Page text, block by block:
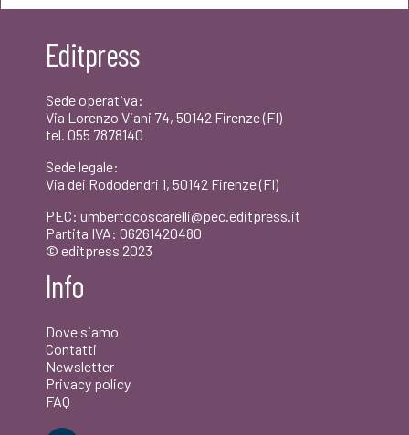
€10,00.€9,50.
originaleattuale
Editpress
Sede operativa:
Via Lorenzo Viani 74, 50142 Firenze (FI)
tel. 055 7878140
Sede legale:
Via dei Rododendri 1, 50142 Firenze (FI)
PEC: umbertocoscarelli@pec.editpress.it
Partita IVA: 06261420480
© editpress 2023
Info
Dove siamo
Contatti
Newsletter
Privacy policy
FAQ